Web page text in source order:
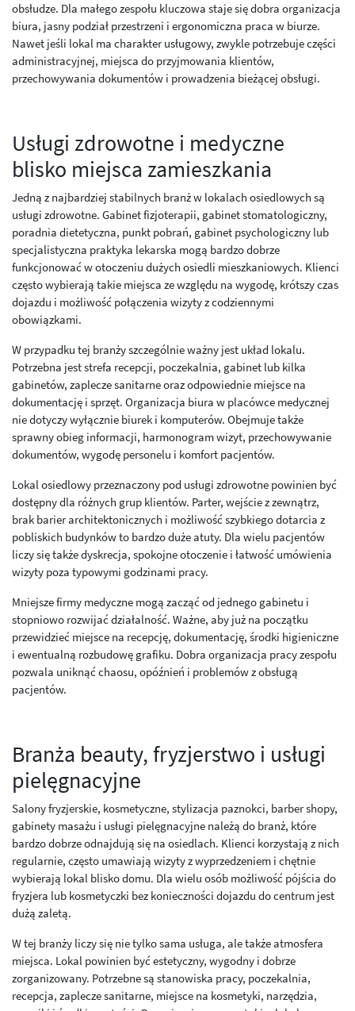
obsłudze. Dla małego zespołu kluczowa staje się dobra organizacja
biura, jasny podział przestrzeni i ergonomiczna praca w biurze.
Nawet jeśli lokal ma charakter usługowy, zwykle potrzebuje części
administracyjnej, miejsca do przyjmowania klientów,
przechowywania dokumentów i prowadzenia bieżącej obsługi.
Usługi zdrowotne i medyczne
blisko miejsca zamieszkania
Jedną z najbardziej stabilnych branż w lokalach osiedlowych są
usługi zdrowotne. Gabinet fizjoterapii, gabinet stomatologiczny,
poradnia dietetyczna, punkt pobrań, gabinet psychologiczny lub
specjalistyczna praktyka lekarska mogą bardzo dobrze
funkcjonować w otoczeniu dużych osiedli mieszkaniowych. Klienci
często wybierają takie miejsca ze względu na wygodę, krótszy czas
dojazdu i możliwość połączenia wizyty z codziennymi
obowiązkami.
W przypadku tej branży szczególnie ważny jest układ lokalu.
Potrzebna jest strefa recepcji, poczekalnia, gabinet lub kilka
gabinetów, zaplecze sanitarne oraz odpowiednie miejsce na
dokumentację i sprzęt. Organizacja biura w placówce medycznej
nie dotyczy wyłącznie biurek i komputerów. Obejmuje także
sprawny obieg informacji, harmonogram wizyt, przechowywanie
dokumentów, wygodę personelu i komfort pacjentów.
Lokal osiedlowy przeznaczony pod usługi zdrowotne powinien być
dostępny dla różnych grup klientów. Parter, wejście z zewnątrz,
brak barier architektonicznych i możliwość szybkiego dotarcia z
pobliskich budynków to bardzo duże atuty. Dla wielu pacjentów
liczy się także dyskrecja, spokojne otoczenie i łatwość umówienia
wizyty poza typowymi godzinami pracy.
Mniejsze firmy medyczne mogą zacząć od jednego gabinetu i
stopniowo rozwijać działalność. Ważne, aby już na początku
przewidzieć miejsce na recepcję, dokumentację, środki higieniczne
i ewentualną rozbudowę grafiku. Dobra organizacja pracy zespołu
pozwala uniknąć chaosu, opóźnień i problemów z obsługą
pacjentów.
Branża beauty, fryzjerstwo i usługi
pielęgnacyjne
Salony fryzjerskie, kosmetyczne, stylizacja paznokci, barber shopy,
gabinety masażu i usługi pielęgnacyjne należą do branż, które
bardzo dobrze odnajdują się na osiedlach. Klienci korzystają z nich
regularnie, często umawiają wizyty z wyprzedzeniem i chętnie
wybierają lokal blisko domu. Dla wielu osób możliwość pójścia do
fryzjera lub kosmetyczki bez konieczności dojazdu do centrum jest
dużą zaletą.
W tej branży liczy się nie tylko sama usługa, ale także atmosfera
miejsca. Lokal powinien być estetyczny, wygodny i dobrze
zorganizowany. Potrzebne są stanowiska pracy, poczekalnia,
recepcja, zaplecze sanitarne, miejsce na kosmetyki, narzędzia,